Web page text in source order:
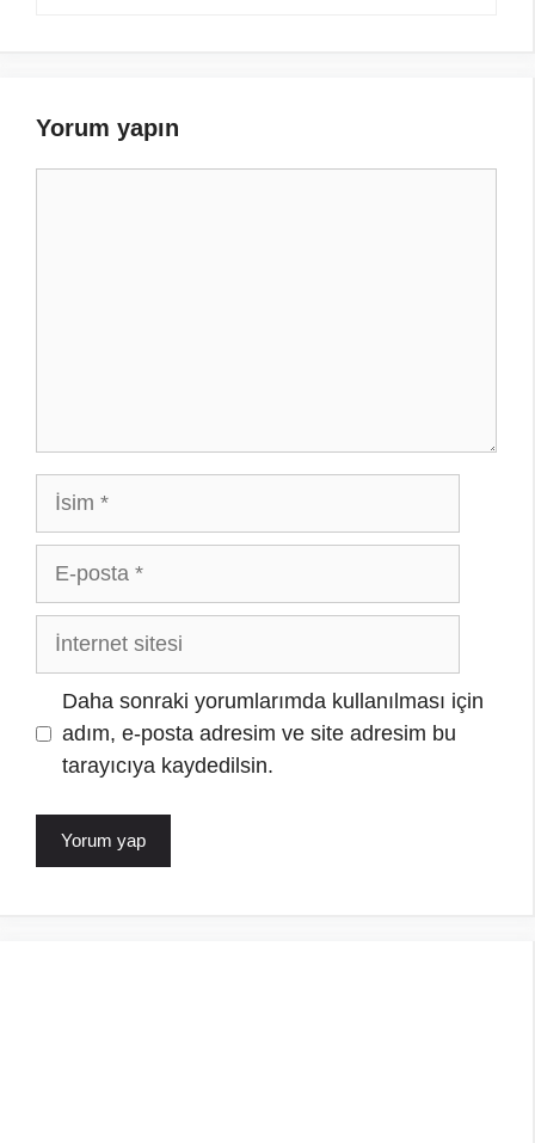
Yorum yapın
İsim
posta
İnternet
Daha sonraki yorumlarımda kullanılması için
adım, e-posta adresim ve site adresim bu
tarayıcıya kaydedilsin.